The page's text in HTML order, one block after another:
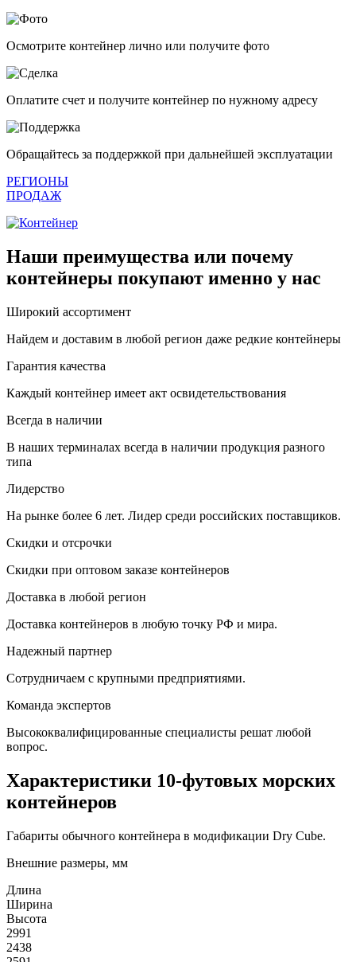
Осмотрите контейнер лично или получите фото
Оплатите счет и получите контейнер по нужному адресу
Обращайтесь за поддержкой при дальнейшей эксплуатации
РЕГИОНЫ
ПРОДАЖ
Наши преимущества или почему
контейнеры покупают именно у нас
Широкий ассортимент
Найдем и доставим в любой регион даже редкие контейнеры
Гарантия качества
Каждый контейнер имеет акт освидетельствования
Всегда в наличии
В наших терминалах всегда в наличии продукция разного
типа
Лидерство
На рынке более 6 лет. Лидер среди российских поставщиков.
Скидки и отсрочки
Скидки при оптовом заказе контейнеров
Доставка в любой регион
Доставка контейнеров в любую точку РФ и мира.
Надежный партнер
Сотрудничаем с крупными предприятиями.
Команда экспертов
Высококвалифицированные специалисты решат любой
вопрос.
Характеристики 10-футовых морских
контейнеров
Габариты обычного контейнера в модификации Dry Cube.
Внешние размеры, мм
Длина
Ширина
Высота
2991
2438